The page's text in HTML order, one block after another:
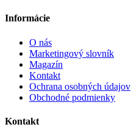
Informácie
O nás
Marketingový slovník
Magazín
Kontakt
Ochrana osobných údajov
Obchodné podmienky
Kontakt